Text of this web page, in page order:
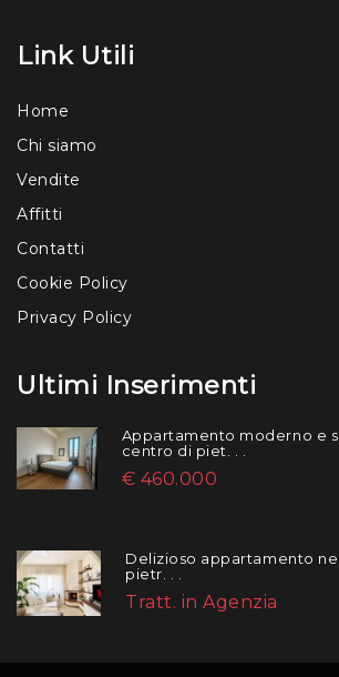
Link Utili
Home
Chi siamo
Vendite
Affitti
Contatti
Cookie Policy
Privacy Policy
Ultimi Inserimenti
Appartamento moderno e
centro di piet. . .
€ 460.000
Delizioso appartamento
pietr. . .
Tratt. in Agenzia